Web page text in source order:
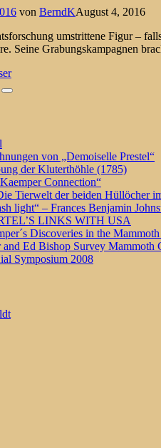
von BerndKAugust 4, 2016
umstrittene Figur –
Seine Grabungskampagnen
von „Demoiselle Prestel“
der Kluterthöhle (1785)
Connection“
Tierwelt der beiden Hüllöcher
light“ – Frances Benjamin
LINKS WITH USA
Discoveries in the
Ed Bishop Survey Mammoth
Symposium 2008